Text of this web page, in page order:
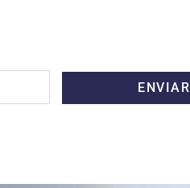
ENVIAR